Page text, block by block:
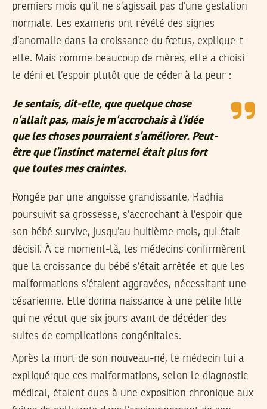
premiers mois qu’il ne s’agissait pas d’une gestation
normale. Les examens ont révélé des signes
d’anomalie dans la croissance du fœtus, explique-t-
elle. Mais comme beaucoup de mères, elle a choisi
le déni et l’espoir plutôt que de céder à la peur :
Je sentais, dit-elle, que quelque chose
n’allait pas, mais je m’accrochais à l’idée
que les choses pourraient s’améliorer. Peut-
être que l’instinct maternel était plus fort
que toutes mes craintes.
Rongée par une angoisse grandissante, Radhia
poursuivit sa grossesse, s’accrochant à l’espoir que
son bébé survive, jusqu’au huitième mois, qui était
décisif. À ce moment-là, les médecins confirmèrent
que la croissance du bébé s’était arrêtée et que les
malformations s’étaient aggravées, nécessitant une
césarienne. Elle donna naissance à une petite fille
qui ne vécut que six jours avant de décéder des
suites de complications congénitales.
Après la mort de son nouveau-né, le médecin lui a
expliqué que ces malformations, selon le diagnostic
médical, étaient dues à une exposition chronique aux